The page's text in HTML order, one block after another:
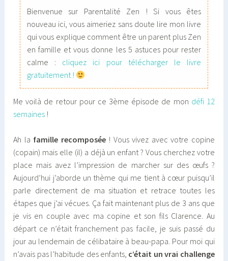
Bienvenue sur Parentalité Zen ! Si vous êtes
nouveau ici, vous aimeriez sans doute lire mon livre
qui vous explique comment être un parent plus Zen
en famille et vous donne les 5 astuces pour rester
calme : cliquez ici pour télécharger le livre
gratuitement !
Me voilà de retour pour ce 3ème épisode de mon défi 12
semaines !
Ah la famille recomposée! Vous vivez avec votre copine
(copain) mais elle (il) a déjà un enfant ? Vous cherchez votre
place mais avez l’impression de marcher sur des œufs ?
Aujourd’hui j’aborde un thème qui me tient à cœur puisqu’il
parle directement de ma situation et retrace toutes les
étapes que j’ai vécues. Ça fait maintenant plus de 3 ans que
je vis en couple avec ma copine et son fils Clarence. Au
départ ce n’était franchement pas facile, je suis passé du
jour au lendemain de célibataire à beau-papa. Pour moi qui
n’avais pas l’habitude des enfants, c’était un vrai challenge